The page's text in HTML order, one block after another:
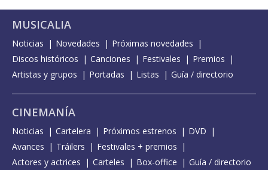
MUSICALIA
Noticias Novedades
Próximas novedades
Discos históricos
Canciones Festivales
Premios
Artistas y grupos
Portadas Listas Guía / directorio
CINEMANÍA
Noticias Cartelera Próximos estrenos
DVD
Avances
Tráilers
Festivales + premios
Actores y actrices
Carteles Box-office Guía / directorio